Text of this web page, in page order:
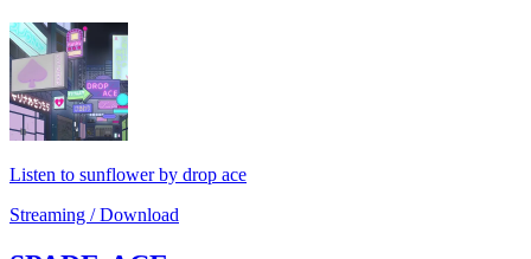
Listen to sunflower by drop ace
Streaming / Download